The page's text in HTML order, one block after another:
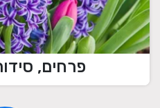
פרחים,